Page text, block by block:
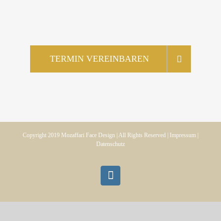
TERMIN VEREINBAREN
Copyright 2019 Mozaffari Face Design | All Rights Reserved | Impressum
Datenschutz
Instagram